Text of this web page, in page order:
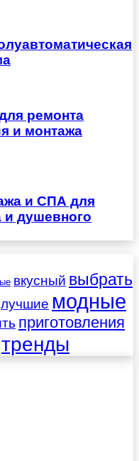
ремонта
и монтажа
и СПА для
и душевного
вкусный выбрать
лучшие модные
приготовления
тренды